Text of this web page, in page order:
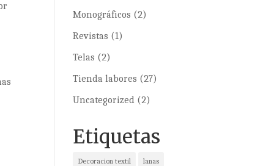
Monográficos (2)
Revistas (1)
Telas (2)
Tienda labores (27)
Uncategorized (2)
Etiquetas
Decoracion textil lanas